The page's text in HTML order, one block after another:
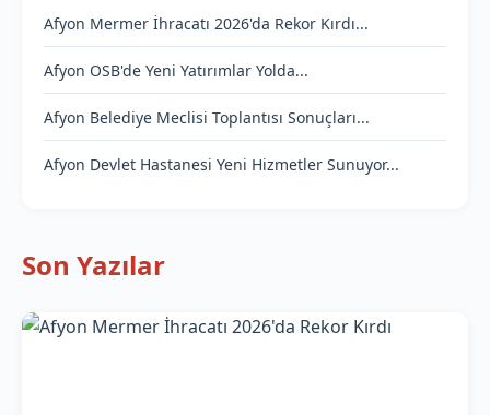
Afyon Mermer İhracatı 2026'da Rekor Kırdı...
Afyon OSB'de Yeni Yatırımlar Yolda...
Afyon Belediye Meclisi Toplantısı Sonuçları...
Afyon Devlet Hastanesi Yeni Hizmetler Sunuyor...
Son Yazılar